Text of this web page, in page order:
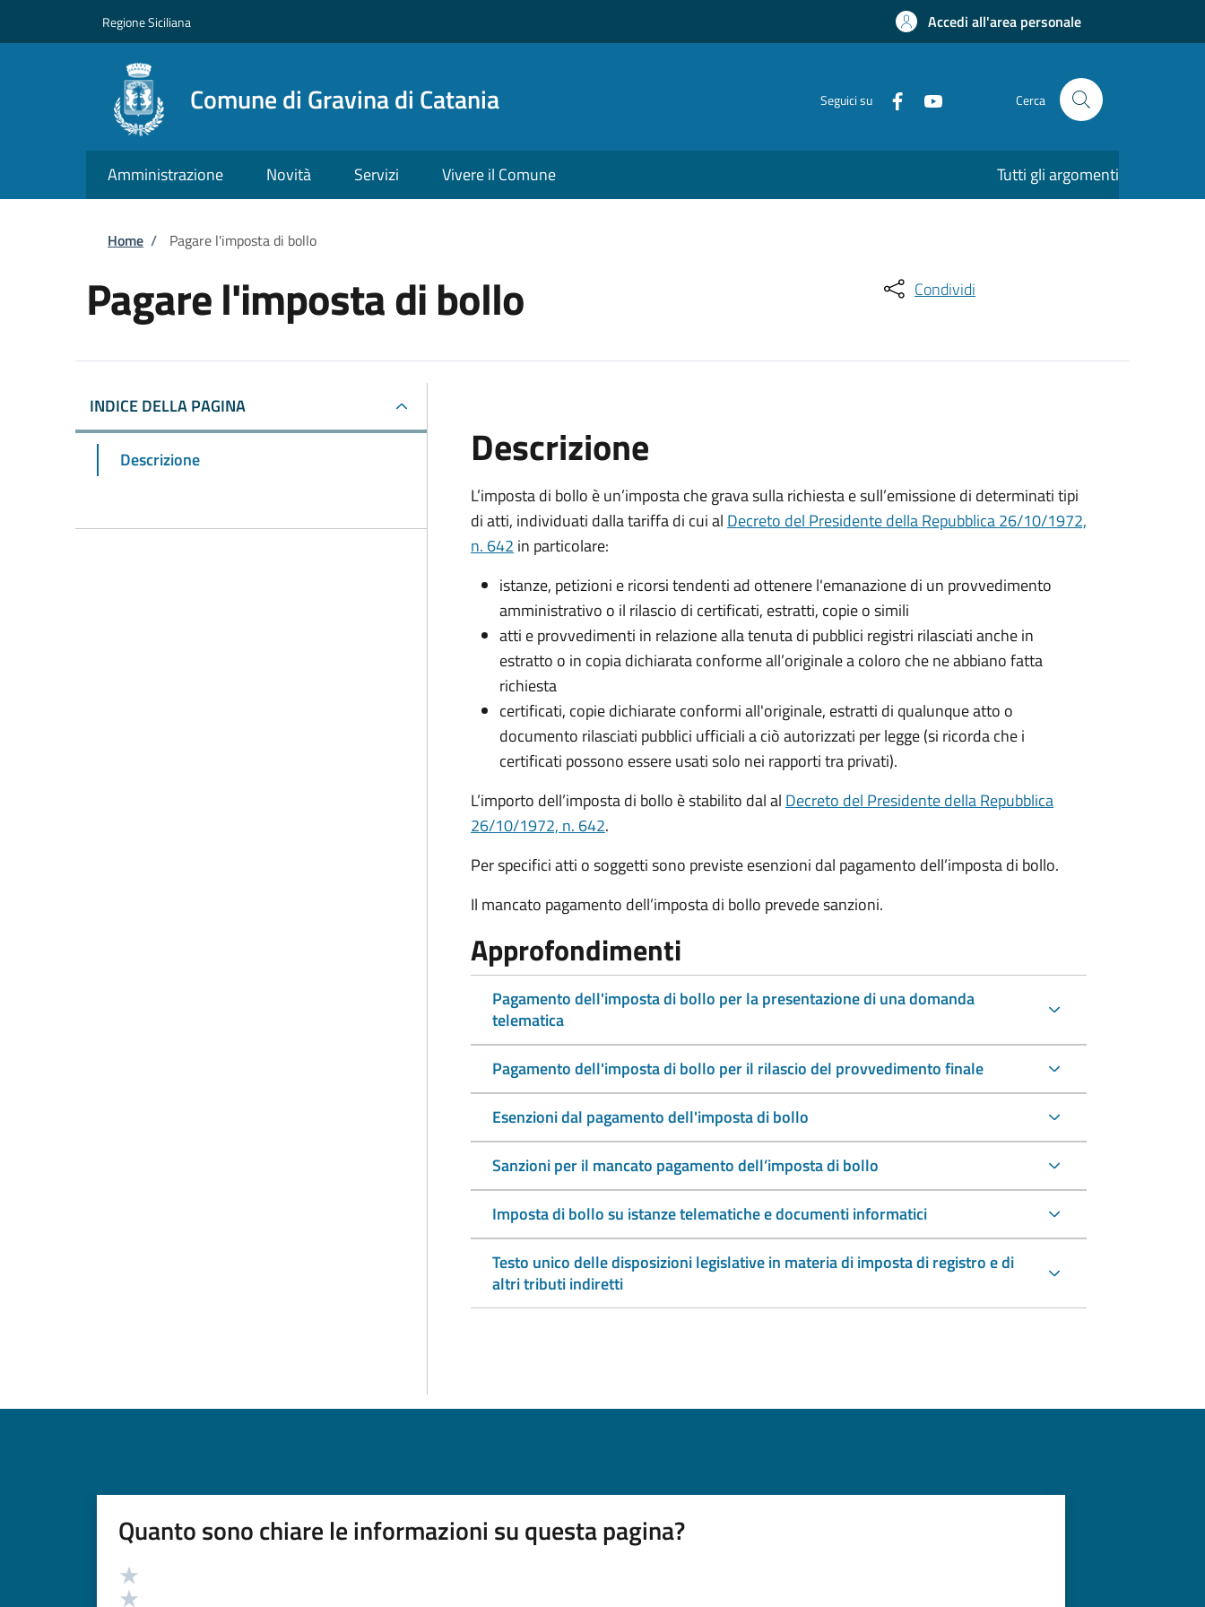
Regione Siciliana Accedi all'area personale
Comune di Gravina di Catania Seguici su Cerca
Amministrazione Novità Servizi Vivere il Comune Tutti gli argomenti
Briciole di pane
Home / Pagare l'imposta di bollo
Pagare l'imposta di bollo Condividi
INDICE DELLA PAGINA
Descrizione Descrizione
L’imposta di bollo è un’imposta che grava sulla richiesta e sull’emissione di determinati tipi
di atti, individuati dalla tariffa di cui al Decreto del Presidente della Repubblica 26/10/1972,
n. 642 in particolare:
istanze, petizioni e ricorsi tendenti ad ottenere l'emanazione di un provvedimento
amministrativo o il rilascio di certificati, estratti, copie o simili
atti e provvedimenti in relazione alla tenuta di pubblici registri rilasciati anche in
estratto o in copia dichiarata conforme all’originale a coloro che ne abbiano fatta
richiesta
certificati, copie dichiarate conformi all'originale, estratti di qualunque atto o
documento rilasciati pubblici ufficiali a ciò autorizzati per legge (si ricorda che i
certificati possono essere usati solo nei rapporti tra privati).
L’importo dell’imposta di bollo è stabilito dal al Decreto del Presidente della Repubblica
26/10/1972, n. 642.
Per specifici atti o soggetti sono previste esenzioni dal pagamento dell’imposta di bollo.
Il mancato pagamento dell’imposta di bollo prevede sanzioni.
Approfondimenti
Pagamento dell'imposta di bollo per la presentazione di una domanda
telematica
Pagamento dell'imposta di bollo per il rilascio del provvedimento finale
Esenzioni dal pagamento dell'imposta di bollo
Sanzioni per il mancato pagamento dell’imposta di bollo
Imposta di bollo su istanze telematiche e documenti informatici
Testo unico delle disposizioni legislative in materia di imposta di registro e di
altri tributi indiretti
Quanto sono chiare le informazioni su questa pagina?
Valutazione